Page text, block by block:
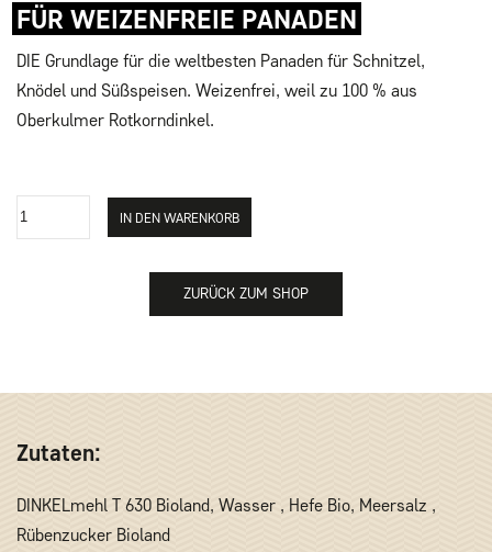
FÜR WEIZENFREIE PANADEN
DIE Grundlage für die weltbesten Panaden für Schnitzel,
Knödel und Süßspeisen. Weizenfrei, weil zu 100 % aus
Oberkulmer Rotkorndinkel.
ZURÜCK ZUM SHOP
Zutaten:
DINKELmehl T 630 Bioland, Wasser , Hefe Bio, Meersalz ,
Rübenzucker Bioland